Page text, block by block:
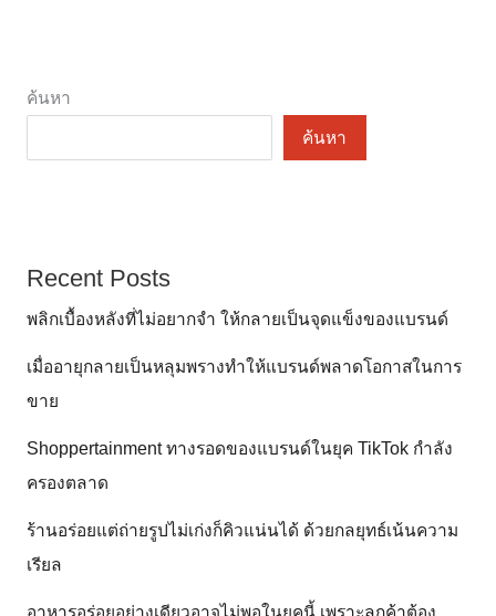
ค้นหา
ค้นหา
Recent Posts
พลิกเบื้องหลังที่ไม่อยากจำ ให้กลายเป็นจุดแข็งของแบรนด์
เมื่ออายุกลายเป็นหลุมพรางทำให้แบรนด์พลาดโอกาสในการ
ขาย
Shoppertainment ทางรอดของแบรนด์ในยุค TikTok กำลัง
ครองตลาด
ร้านอร่อยแต่ถ่ายรูปไม่เก่งก็คิวแน่นได้ ด้วยกลยุทธ์เน้นความ
เรียล